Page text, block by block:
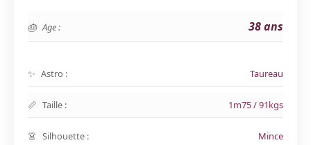
Age : 38 ans
Astro : Taureau
Taille : 1m75 / 91kgs
Silhouette : Mince